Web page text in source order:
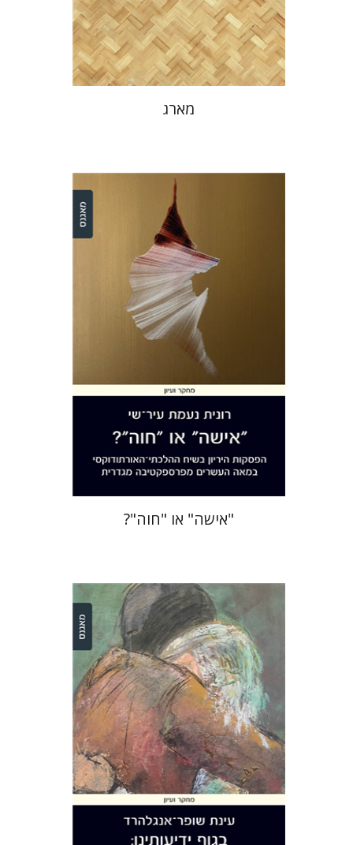
הנחת אתר ספר מודפס
$35
$32
מארג
רונית נעמת עיר-שי
הנחת אתר ספר מודפס
$35
$32
"אישה" או "חוה"?
עינת שופר-אנגלהרד
הנחת אתר ספר מודפס